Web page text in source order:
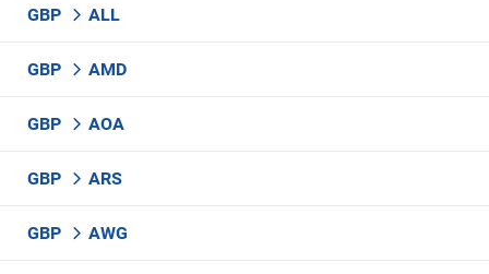
GBP ALL
GBP AMD
GBP AOA
GBP ARS
GBP AWG